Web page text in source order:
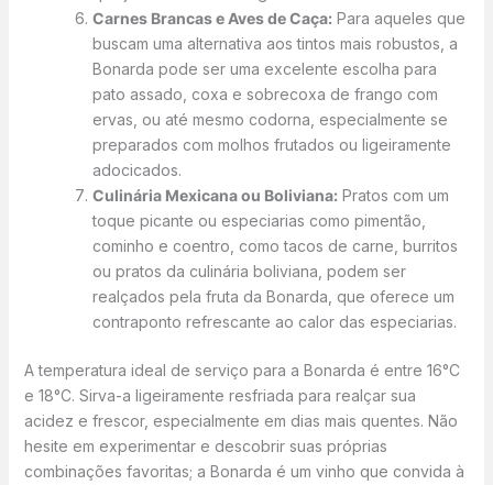
Carnes Brancas e Aves de Caça:Para aqueles que
buscam uma alternativa aos tintos mais robustos, a
Bonarda pode ser uma excelente escolha para
pato assado, coxa e sobrecoxa de frango com
ervas, ou até mesmo codorna, especialmente se
preparados com molhos frutados ou ligeiramente
adocicados.
Culinária Mexicana ou Boliviana:Pratos com um
toque picante ou especiarias como pimentão,
cominho e coentro, como tacos de carne, burritos
ou pratos da culinária boliviana, podem ser
realçados pela fruta da Bonarda, que oferece um
contraponto refrescante ao calor das especiarias.
A temperatura ideal de serviço para a Bonarda é entre 16°C
e 18°C. Sirva-a ligeiramente resfriada para realçar sua
acidez e frescor, especialmente em dias mais quentes. Não
hesite em experimentar e descobrir suas próprias
combinações favoritas; a Bonarda é um vinho que convida à